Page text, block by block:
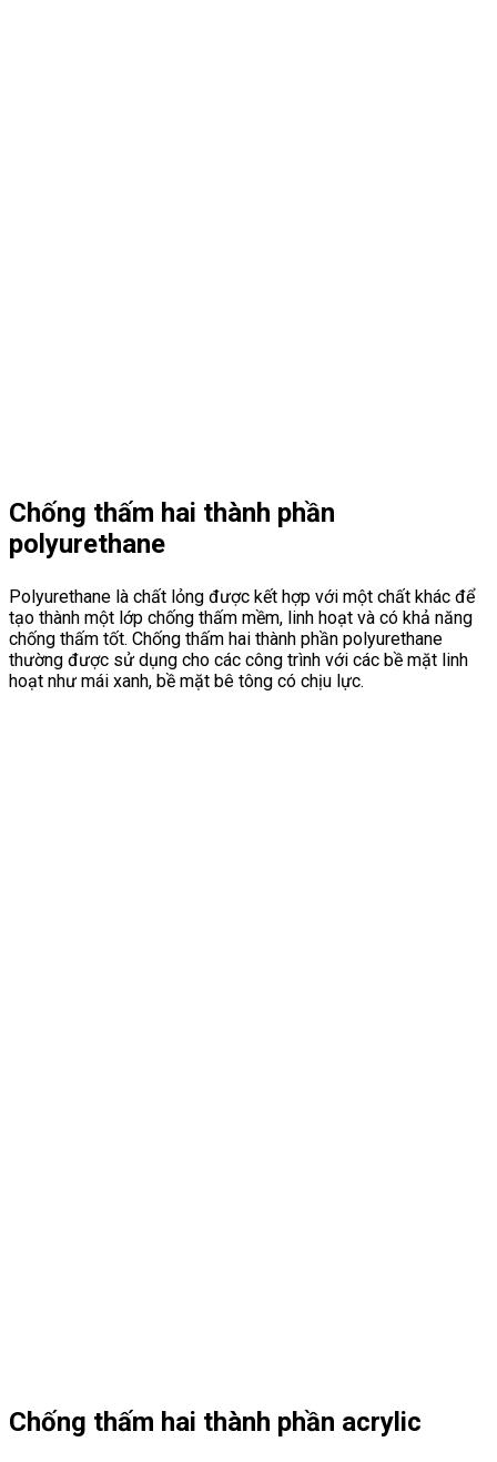
Chống thấm hai thành phần
polyurethane
Polyurethane là chất lỏng được kết hợp với một chất khác để
tạo thành một lớp chống thấm mềm, linh hoạt và có khả năng
chống thấm tốt. Chống thấm hai thành phần polyurethane
thường được sử dụng cho các công trình với các bề mặt linh
hoạt như mái xanh, bề mặt bê tông có chịu lực.
Chống thấm hai thành phần acrylic